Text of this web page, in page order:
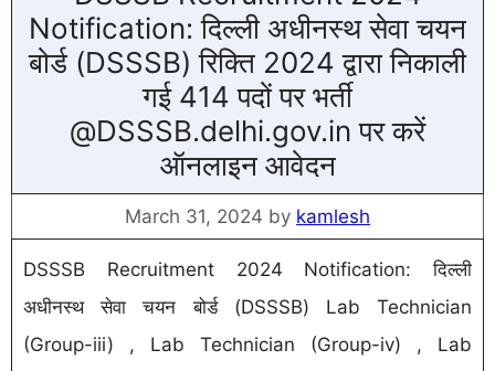
Notification: दिल्ली अधीनस्थ सेवा चयन
बोर्ड (DSSSB) रिक्ति 2024 द्वारा निकाली
गई 414 पदों पर भर्ती
@DSSSB.delhi.gov.in पर करें
ऑनलाइन आवेदन
March 31, 2024 by kamlesh
DSSSB Recruitment 2024 Notification: दिल्ली
अधीनस्थ सेवा चयन बोर्ड (DSSSB) Lab Technician
(Group-iii) , Lab Technician (Group-iv) , Lab